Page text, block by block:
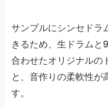
サンプルにシンセドラ
きるため、生ドラム
合わせたオリジナルの
と、音作りの柔軟性が
す。